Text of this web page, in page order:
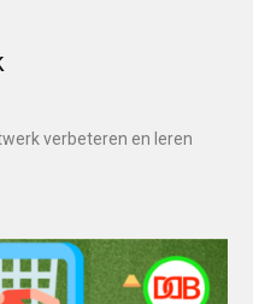
verbeteren en leren